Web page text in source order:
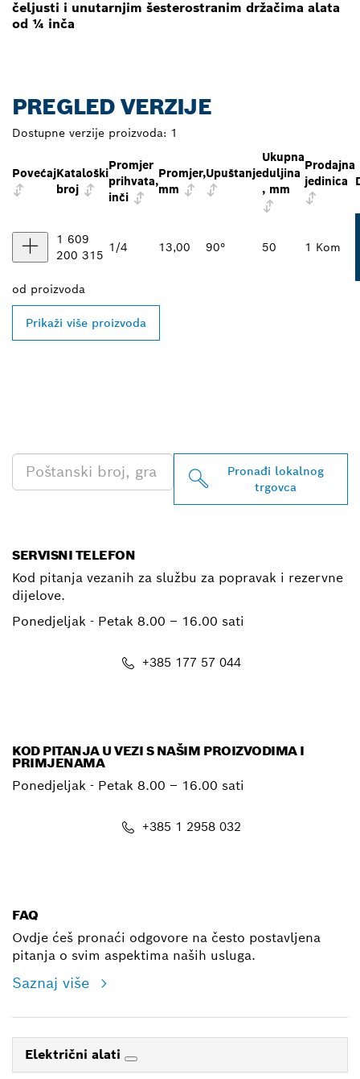
čeljusti i unutarnjim šesterostranim držačima alata
od ¼ inča
PREGLED VERZIJE
Dostupne verzije proizvoda: 1
PovećajKataloški
broj
Promjer
prihvata,
inči
Promjer,
mm
Upuštanje
Ukupna
duljina
, mm
Prodajna
jedinica
1 609
200 315
1/4 13,00 90° 50 1 Kom
od proizvoda
Prikaži više proizvoda
Pronađi lokalnog
trgovca
SERVISNI TELEFON
Kod pitanja vezanih za službu za popravak i rezervne
dijelove.
Ponedjeljak - Petak 8.00 – 16.00 sati
+385 177 57 044
KOD PITANJA U VEZI S NAŠIM PROIZVODIMA I
PRIMJENAMA
Ponedjeljak - Petak 8.00 – 16.00 sati
+385 1 2958 032
FAQ
Ovdje ćeš pronaći odgovore na često postavljena
pitanja o svim aspektima naših usluga.
Saznaj više
Električni alati